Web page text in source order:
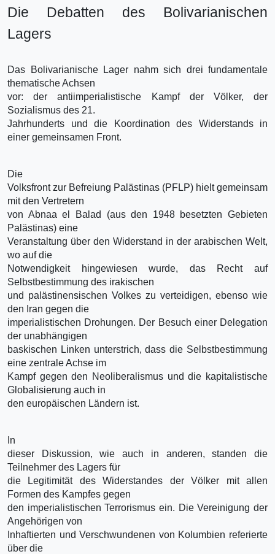
Die Debatten des Bolivarianischen
Lagers
Das Bolivarianische Lager nahm sich drei fundamentale
thematische Achsen
vor: der antiimperialistische Kampf der Völker, der
Sozialismus des 21.
Jahrhunderts und die Koordination des Widerstands in
einer gemeinsamen Front.
Die
Volksfront zur Befreiung Palästinas (PFLP) hielt gemeinsam
mit den Vertretern
von Abnaa el Balad (aus den 1948 besetzten Gebieten
Palästinas) eine
Veranstaltung über den Widerstand in der arabischen Welt,
wo auf die
Notwendigkeit hingewiesen wurde, das Recht auf
Selbstbestimmung des irakischen
und palästinensischen Volkes zu verteidigen, ebenso wie
den Iran gegen die
imperialistischen Drohungen. Der Besuch einer Delegation
der unabhängigen
baskischen Linken unterstrich, dass die Selbstbestimmung
eine zentrale Achse im
Kampf gegen den Neoliberalismus und die kapitalistische
Globalisierung auch in
den europäischen Ländern ist.
In
dieser Diskussion, wie auch in anderen, standen die
Teilnehmer des Lagers für
die Legitimität des Widerstandes der Völker mit allen
Formen des Kampfes gegen
den imperialistischen Terrorismus ein. Die Vereinigung der
Angehörigen von
Inhaftierten und Verschwundenen von Kolumbien referierte
über die